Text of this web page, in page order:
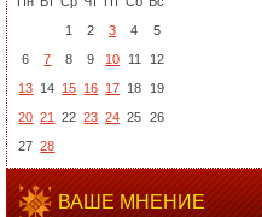
1
2 3 4
5
6
7 8 9 10 11 12
13 14 15 16 17 18 19
20 21 22 23 24 25 26
27 28
ВАШЕ МНЕНИЕ